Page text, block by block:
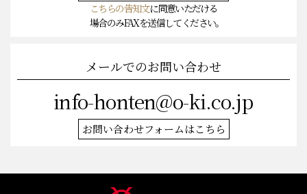
こちらの告知文に同意いただける
場合のみFAXを送信してください。
メールでのお問い合わせ
info-honten@o-ki.co.jp
お問い合わせフォームはこちら